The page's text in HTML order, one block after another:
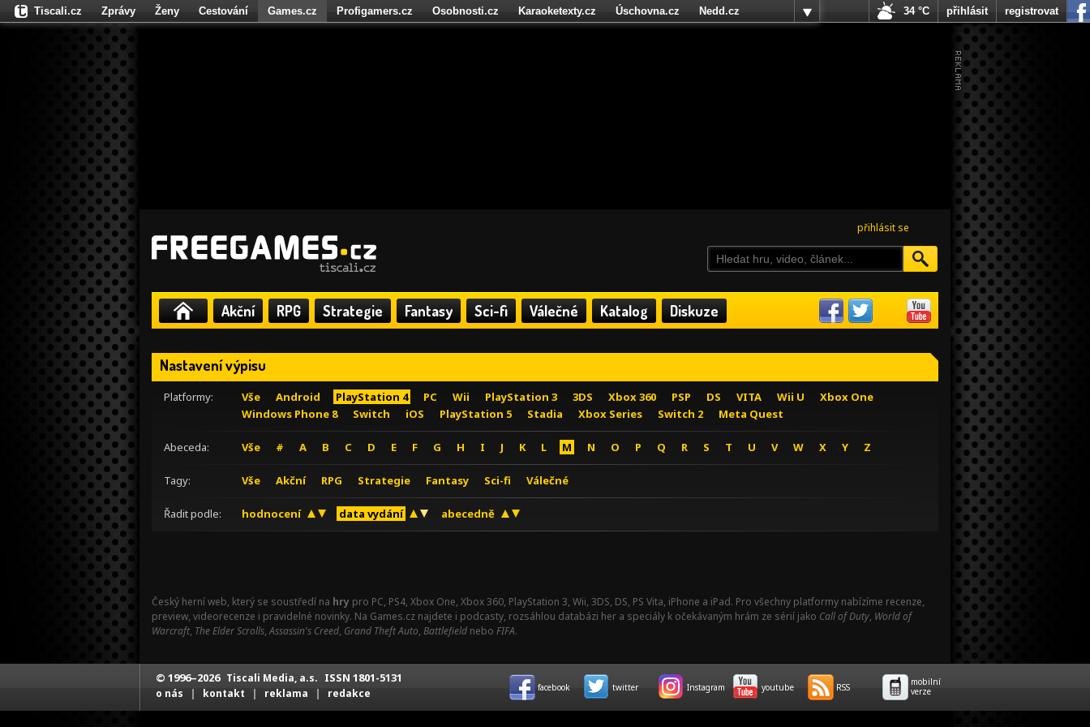
přihlásit se
Akční RPG Strategie Fantasy Sci-fi Válečné Katalog Diskuze
Nastavení výpisu
Platformy: Vše Android PlayStation 4 PC Wii PlayStation 3 3DS Xbox 360 PSP DS VITA Wii U
Xbox One
Windows Phone 8
Switch iOS PlayStation 5 Stadia Xbox Series Switch 2 Meta Quest
Abeceda: Vše # A B C D E F G H I J K L M N O P Q R S T U V W X Y Z
Tagy: Vše Akční RPG Strategie Fantasy Sci-fi Válečné
Řadit podle: hodnocení data vydání abecedně
Český herní web, který se soustředí na hry pro PC, PS4, Xbox One, Xbox 360, PlayStation 3, Wii, 3DS, DS, PS Vita, iPhone a iPad. Pro všechny platformy nabízíme recenze,
preview, videorecenze i pravidelné novinky. Na Games.cz najdete i podcasty, rozsáhlou databázi her a speciály k očekávaným hrám ze sérií jako Call of Duty, World of
Warcraft, The Elder Scrolls,Assassin's Creed, Grand Theft Auto, Battlefield nebo FIFA.
Tiscali.cz Zprávy Ženy Cestování Games.cz Profigamers.cz Osobnosti.cz Karaoketexty.cz Úschovna.cz
Nedd.cz
Fights.cz
34 °C přihlásit registrovat
© 1996–2026 Tiscali Media, a.s. ISSN 1801-5131
o nás | kontakt | reklama | redakce facebook twitter Instagram youtube RSS
mobilní
verze